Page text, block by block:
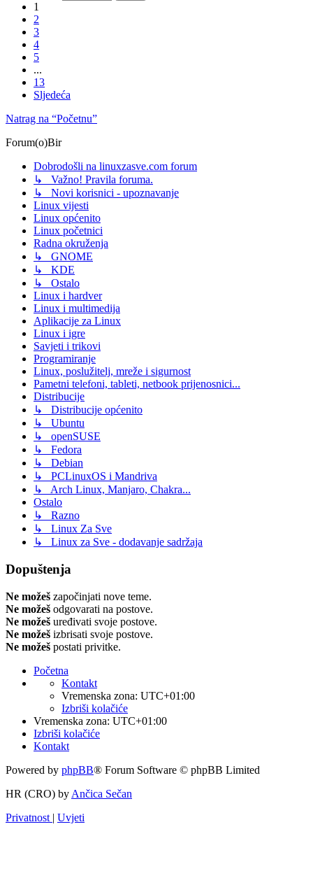
1
2
3
4
5
...
13
Sljedeća
Natrag na “Početnu”
Forum(o)Bir
Dobrodošli na linuxzasve.com forum
↳ Važno! Pravila foruma.
↳ Novi korisnici - upoznavanje
Linux vijesti
Linux općenito
Linux početnici
Radna okruženja
↳ GNOME
↳ KDE
↳ Ostalo
Linux i hardver
Linux i multimedija
Aplikacije za Linux
Linux i igre
Savjeti i trikovi
Programiranje
Linux, poslužitelj, mreže i sigurnost
Pametni telefoni, tableti, netbook prijenosnici...
Distribucije
↳ Distribucije općenito
↳ Ubuntu
↳ openSUSE
↳ Fedora
↳ Debian
↳ PCLinuxOS i Mandriva
↳ Arch Linux, Manjaro, Chakra...
Ostalo
↳ Razno
↳ Linux Za Sve
↳ Linux za Sve - dodavanje sadržaja
Dopuštenja
Ne možeš započinjati nove teme.
Ne možeš odgovarati na postove.
Ne možeš uređivati svoje postove.
Ne možeš izbrisati svoje postove.
Ne možeš postati privitke.
Početna
Kontakt
Vremenska zona: UTC+01:00
Izbriši kolačiće
Vremenska zona: UTC+01:00
Izbriši kolačiće
Kontakt
Powered by phpBB® Forum Software © phpBB Limited
HR (CRO) by Ančica Sečan
Privatnost | Uvjeti